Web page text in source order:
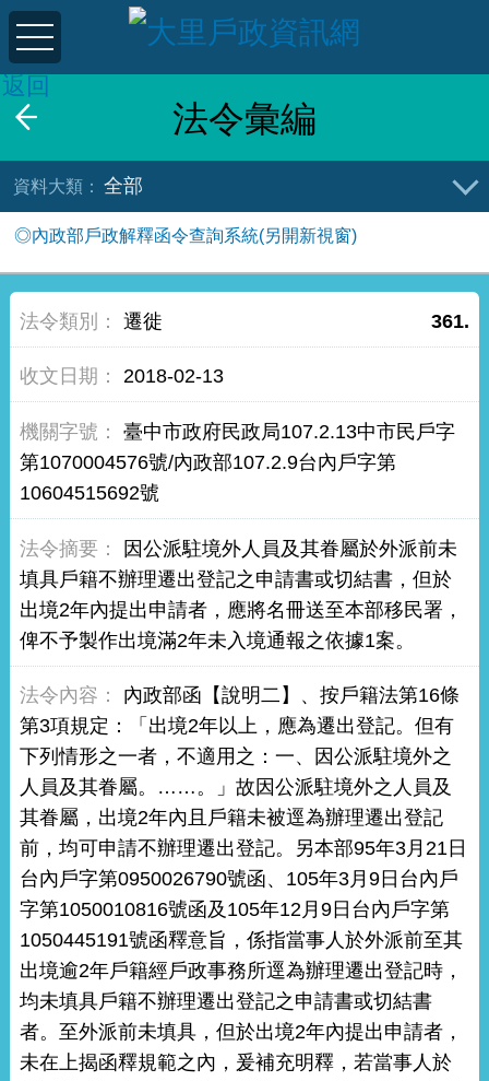
法令彙編
返回
全部
◎內政部戶政解釋函令查詢系統(另開新視窗)
361.
遷徙
2018-02-13
臺中市政府民政局107.2.13中市民戶字
第1070004576號/內政部107.2.9台內戶字第
10604515692號
因公派駐境外人員及其眷屬於外派前未
填具戶籍不辦理遷出登記之申請書或切結書，但於
出境2年內提出申請者，應將名冊送至本部移民署，
俾不予製作出境滿2年未入境通報之依據1案。
內政部函【說明二】、按戶籍法第16條
第3項規定：「出境2年以上，應為遷出登記。但有
下列情形之一者，不適用之：一、因公派駐境外之
人員及其眷屬。……。」故因公派駐境外之人員及
其眷屬，出境2年內且戶籍未被逕為辦理遷出登記
前，均可申請不辦理遷出登記。另本部95年3月21日
台內戶字第0950026790號函、105年3月9日台內戶
字第1050010816號函及105年12月9日台內戶字第
1050445191號函釋意旨，係指當事人於外派前至其
出境逾2年戶籍經戶政事務所逕為辦理遷出登記時，
均未填具戶籍不辦理遷出登記之申請書或切結書
者。至外派前未填具，但於出境2年內提出申請者，
未在上揭函釋規範之內，爰補充明釋，若當事人於